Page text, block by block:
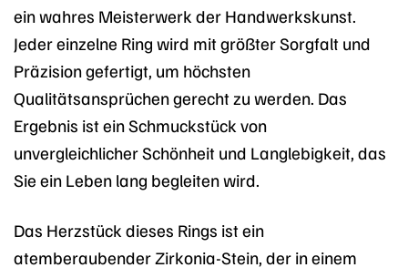
ein wahres Meisterwerk der Handwerkskunst.
Jeder einzelne Ring wird mit größter Sorgfalt und
Präzision gefertigt, um höchsten
Qualitätsansprüchen gerecht zu werden. Das
Ergebnis ist ein Schmuckstück von
unvergleichlicher Schönheit und Langlebigkeit, das
Sie ein Leben lang begleiten wird.
Das Herzstück dieses Rings ist ein
atemberaubender Zirkonia-Stein, der in einem